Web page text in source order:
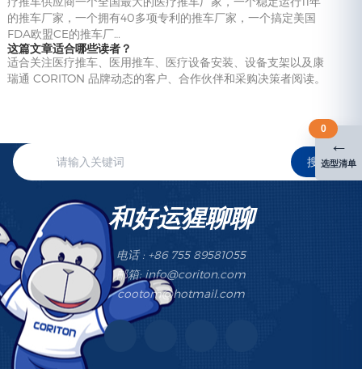
的推车厂家，一个拥有40多项专利的推车厂家，一个搞定美国
FDA欧盟CE的推车厂…
这篇文章适合哪些读者？
适合关注医疗推车、医用推车、医疗设备安装、设备支架以及康
瑞通 CORITON 品牌动态的客户、合作伙伴和采购决策者阅读。
搜索
和好运猩聊聊
电话 : +86 755 89581055
邮箱: info@coriton.com
cootom@hotmail.com
←
选型清单
0